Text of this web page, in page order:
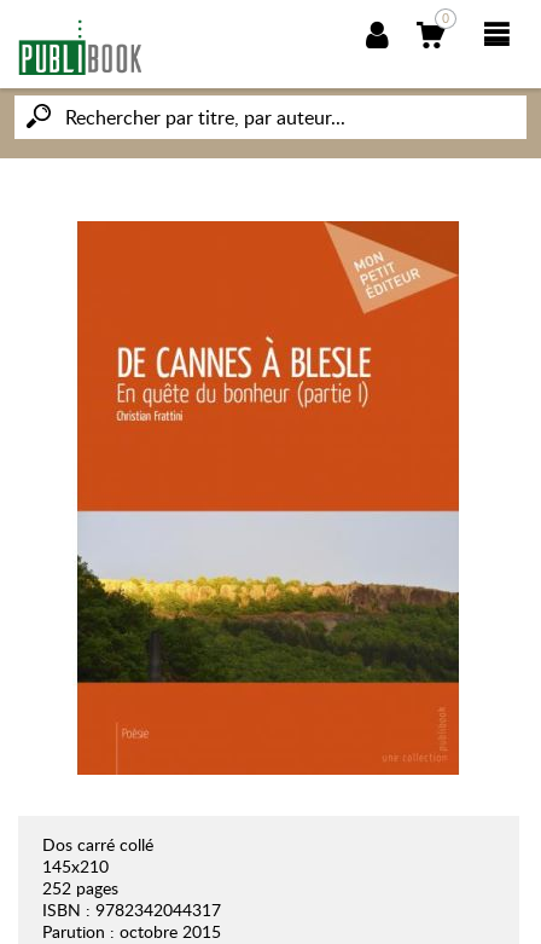
0
NOUVEAUTÉS
PUBLIBOOK
SOCIÉTÉ DES ÉCRIVAINS
CONNAISSANCES ET SAVOIRS
MON PETIT ÉDITEUR
Dos carré collé
145x210
252 pages
ISBN : 9782342044317
Parution : octobre 2015